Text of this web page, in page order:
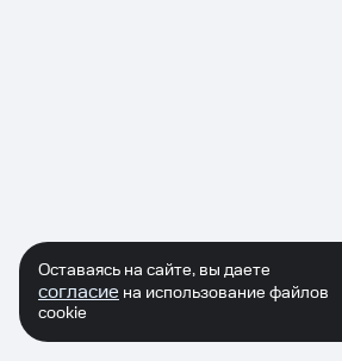
Оставаясь на сайте, вы даете
согласие на использование файлов
cookie